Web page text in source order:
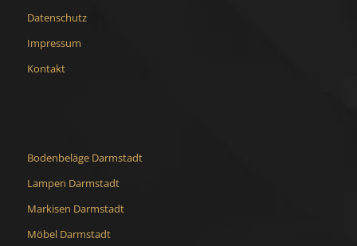
Datenschutz
Impressum
Kontakt
Bodenbeläge Darmstadt
Lampen Darmstadt
Markisen Darmstadt
Möbel Darmstadt